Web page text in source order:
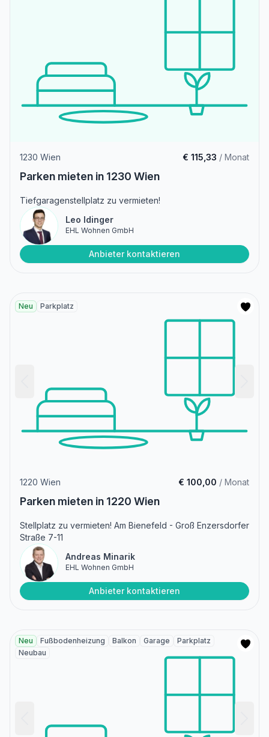
1230 Wien € 115,33 / Monat
Parken mieten in 1230 Wien
Tiefgaragenstellplatz zu vermieten!
Leo Idinger
EHL Wohnen GmbH
Anbieter kontaktieren
Neu Parkplatz
1220 Wien € 100,00 / Monat
Parken mieten in 1220 Wien
Stellplatz zu vermieten! Am Bienefeld - Groß Enzersdorfer
Straße 7-11
Andreas Minarik
EHL Wohnen GmbH
Anbieter kontaktieren
Neu Fußbodenheizung Balkon Garage
Parkplatz
Neubau